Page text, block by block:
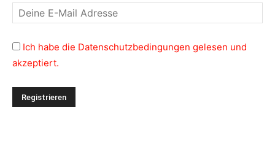
Ich habe die Datenschutzbedingungen gelesen und
akzeptiert.